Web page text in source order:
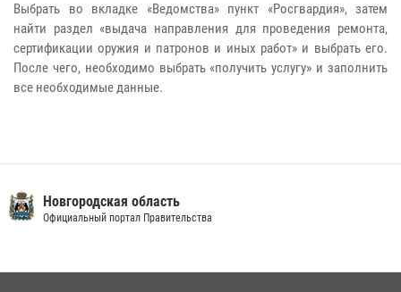
Выбрать во вкладке «Ведомства» пункт «Росгвардия», затем
найти раздел «выдача направления для проведения ремонта,
сертификации оружия и патронов и иных работ» и выбрать его.
После чего, необходимо выбрать «получить услугу» и заполнить
все необходимые данные.
Новгородская область
Официальный портал Правительства